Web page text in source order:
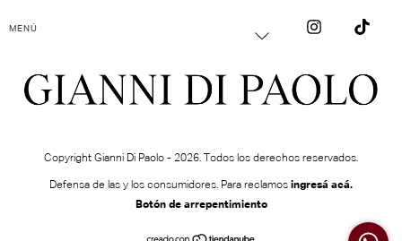
MENÚ
Copyright Gianni Di Paolo - 2026. Todos los derechos reservados.
Defensa de las y los consumidores. Para reclamos ingresá acá.
Botón de arrepentimiento